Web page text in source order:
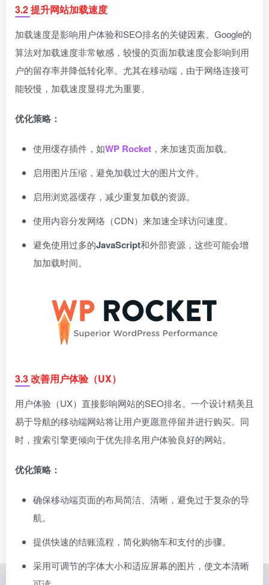
3.2 提升网站加载速度
加载速度是影响用户体验和SEO排名的关键因素。Google的
算法对加载速度非常敏感，较慢的页面加载速度会影响到用
户的留存率并降低转化率。尤其在移动端，由于网络连接可
能较慢，加载速度显得尤为重要。
优化策略：
使用缓存插件，如WP Rocket ，来加速页面加载。
启用图片压缩，避免加载过大的图片文件。
启用浏览器缓存，减少重复加载的资源。
使用内容分发网络（CDN）来加速全球访问速度。
避免使用过多的JavaScript和外部资源，这些可能会增
加加载时间。
3.3 改善用户体验（UX）
用户体验（UX）直接影响网站的SEO排名。一个设计精美且
易于导航的移动端网站将让用户更愿意停留并进行购买。同
时，搜索引擎更倾向于优先排名用户体验良好的网站。
优化策略：
确保移动端页面的布局简洁、清晰，避免过于复杂的导
航。
提供快速的结账流程，简化购物车和支付的步骤。
采用可调节的字体大小和适应屏幕的图片，使文本清晰